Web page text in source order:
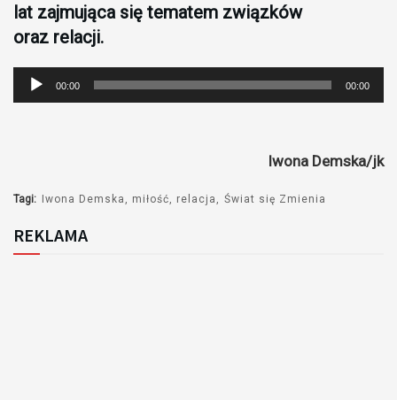
lat zajmująca się tematem związków
oraz relacji.
Odtwarzacz
00:00 00:00
Iwona Demska/jk
Tagi: Iwona Demska miłość relacja Świat się Zmienia
REKLAMA